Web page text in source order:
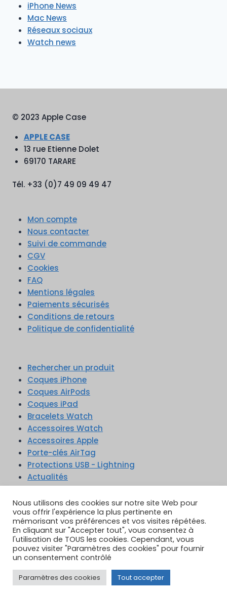
iPhone News
Mac News
Réseaux sociaux
Watch news
© 2023 Apple Case
APPLE CASE
13 rue Etienne Dolet
69170 TARARE
Tél. +33 (0)7 49 09 49 47
Mon compte
Nous contacter
Suivi de commande
CGV
Cookies
FAQ
Mentions légales
Paiements sécurisés
Conditions de retours
Politique de confidentialité
Rechercher un produit
Coques iPhone
Coques AirPods
Coques iPad
Bracelets Watch
Accessoires Watch
Accessoires Apple
Porte-clés AirTag
Protections USB - Lightning
Actualités
TikTok YouTube
Google Reviews
Instagram